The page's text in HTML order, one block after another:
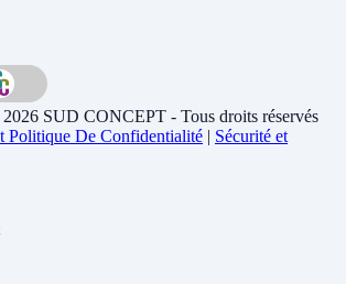
SUD CONCEPT - Tous droits réservés
Politique De Confidentialité | Sécurité et